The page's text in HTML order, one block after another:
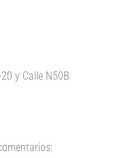
y Calle N50B